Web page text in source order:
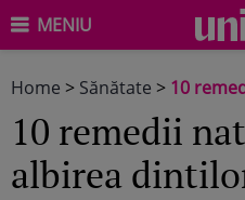
MENIU
Home > Sănătate > 10
10 remedii
albirea